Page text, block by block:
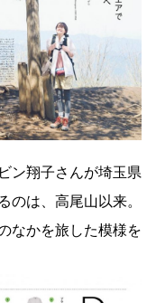
ン翔子さんが埼玉県
のは、高尾山以来。
なかを旅した模様を